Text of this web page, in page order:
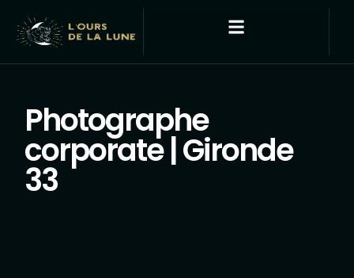
Photographe
corporate | Gironde
33